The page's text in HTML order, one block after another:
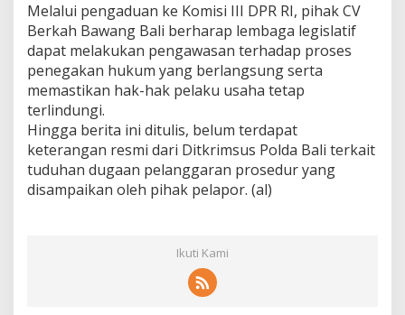
Melalui pengaduan ke Komisi III DPR RI, pihak CV
Berkah Bawang Bali berharap lembaga legislatif
dapat melakukan pengawasan terhadap proses
penegakan hukum yang berlangsung serta
memastikan hak-hak pelaku usaha tetap
terlindungi.
Hingga berita ini ditulis, belum terdapat
keterangan resmi dari Ditkrimsus Polda Bali terkait
tuduhan dugaan pelanggaran prosedur yang
disampaikan oleh pihak pelapor. (al)
Ikuti Kami